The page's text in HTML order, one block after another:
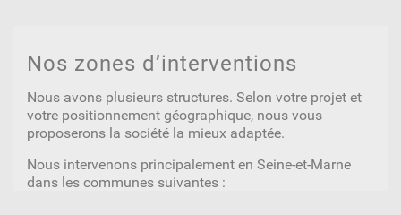
Nos zones d’interventions
Nous avons plusieurs structures. Selon votre projet et
votre positionnement géographique, nous vous
proposerons la société la mieux adaptée.
Nous intervenons principalement en Seine-et-Marne
dans les communes suivantes :